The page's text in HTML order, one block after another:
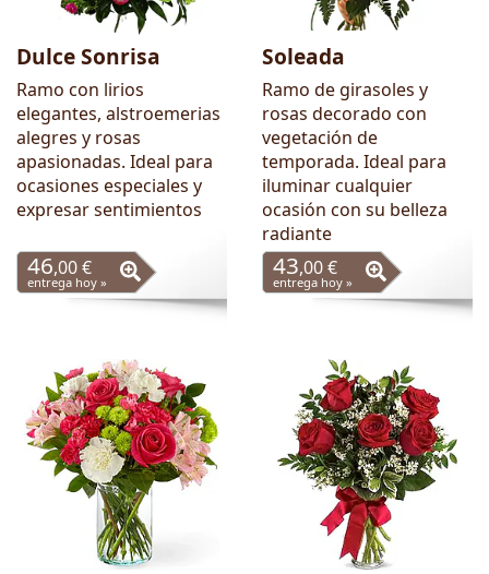
Dulce Sonrisa
Ramo con lirios
elegantes, alstroemerias
alegres y rosas
apasionadas. Ideal para
ocasiones especiales y
expresar sentimientos
46,00 €
entrega hoy »
Soleada
Ramo de girasoles y
rosas decorado con
vegetación de
temporada. Ideal para
iluminar cualquier
ocasión con su belleza
radiante
43,00 €
entrega hoy »